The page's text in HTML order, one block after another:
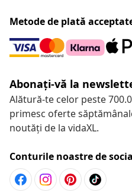
Metode de plată
Abonați-vă la
Alătură-te celor peste
primesc oferte
noutăți de la vidaXL.
Conturile noastre de